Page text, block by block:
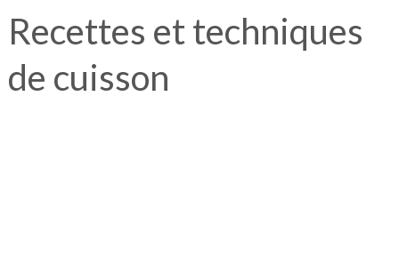
Recettes et techniques
de cuisson